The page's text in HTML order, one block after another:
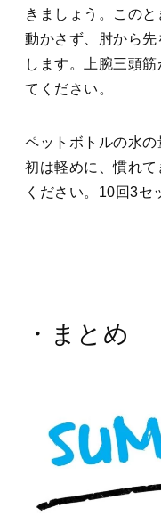
きましょう。この
動かさず、肘から
します。上腕三頭
てください。
ペットボトルの水
初は軽めに、慣れ
ください。10回3セ
・まとめ